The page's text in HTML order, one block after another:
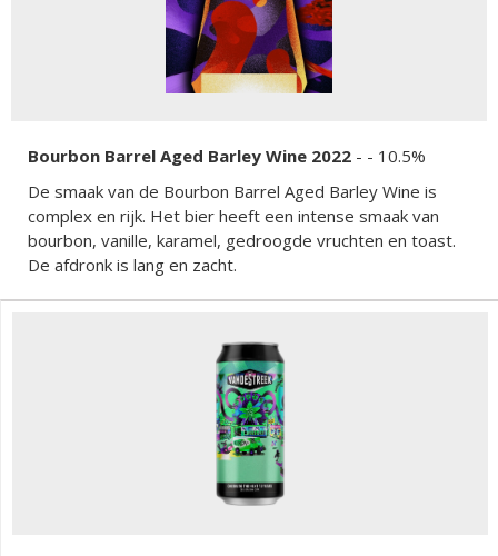
Bourbon Barrel Aged Barley Wine 2022 - - 10.5%
De smaak van de Bourbon Barrel Aged Barley Wine is
complex en rijk. Het bier heeft een intense smaak van
bourbon, vanille, karamel, gedroogde vruchten en toast.
De afdronk is lang en zacht.